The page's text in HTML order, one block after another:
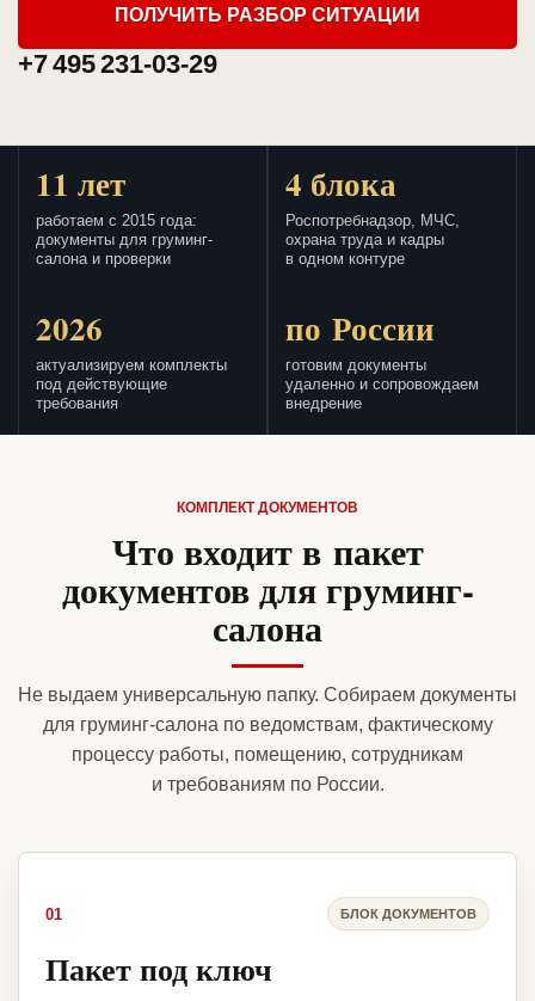
ПОЛУЧИТЬ РАЗБОР СИТУАЦИИ
+7 495 231-03-29
11 лет
работаем с 2015 года:
документы для груминг-
салона и проверки
4 блока
Роспотребнадзор, МЧС,
охрана труда и кадры
в одном контуре
2026
актуализируем комплекты
под действующие
требования
по России
готовим документы
удаленно и сопровождаем
внедрение
КОМПЛЕКТ ДОКУМЕНТОВ
Что входит в пакет
документов для груминг-
салона
Не выдаем универсальную папку. Собираем документы
для груминг-салона по ведомствам, фактическому
процессу работы, помещению, сотрудникам
и требованиям по России.
01 БЛОК ДОКУМЕНТОВ
Пакет под ключ